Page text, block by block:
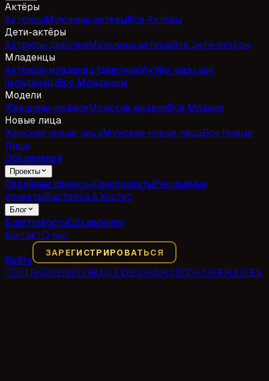
Актёры
АктрисыМужчины-актёрыВсе Актёры
Дети-актёры
Актрисы-девочкиМальчики актёрыВсе дети-актёры
Младенцы
Актриса-младенец (девочка)Актёр-мальчик
(младенец)Все Младенцы
Модели
Женщины-моделиМужские моделиВсе Модели
Новые лица
Женские новые лицаМужские новые лицаВсе Новые
Лица
Объявления
Проекты
Серийные проектыКинопроектыРекламные
проектыВыставка & Хостес
Блог
БлогНовостиОбъявления
КонтактО нас
Войти
ЗАРЕГИСТРИРОВАТЬСЯ
🇹🇷TR🇬🇧EN🇷🇺RU🇩🇪DE🇸🇦AR🇨🇳ZH🇫🇷FR🇪🇸ES